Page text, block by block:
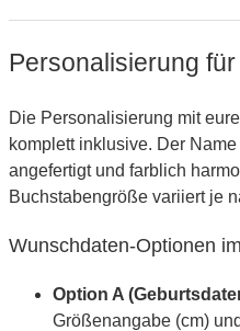
Personalisierung
Die Personalisierung mit
komplett inklusive. Der
angefertigt und farblich
Buchstabengröße variiert je
Wunschdaten-Optionen
Option A
Größenangabe (cm)